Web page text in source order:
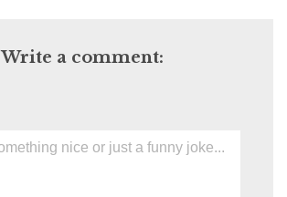
Write a comment: